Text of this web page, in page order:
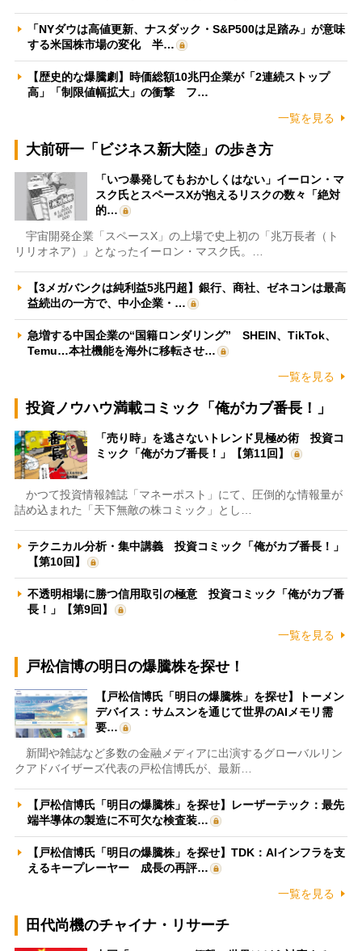
「NYダウは高値更新、ナスダック・S&P500は足踏み」が意味
する米国株市場の変化 半…
【歴史的な爆騰劇】時価総額10兆円企業が「2連続ストップ
高」「制限値幅拡大」の衝撃 フ…
一覧を見る
大前研一「ビジネス新大陸」の歩き方
「いつ暴発してもおかしくはない」イーロン・マ
スク氏とスペースXが抱えるリスクの数々「絶対
的…
宇宙開発企業「スペースX」の上場で史上初の「兆万長者（ト
リリオネア）」となったイーロン・マスク氏。…
【3メガバンクは純利益5兆円超】銀行、商社、ゼネコンは最高
益続出の一方で、中小企業・…
急増する中国企業の“国籍ロンダリング” SHEIN、TikTok、
Temu…本社機能を海外に移転させ…
一覧を見る
投資ノウハウ満載コミック「俺がカブ番長！」
「売り時」を逃さないトレンド見極め術 投資コ
ミック「俺がカブ番長！」【第11回】
かつて投資情報雑誌「マネーポスト」にて、圧倒的な情報量が
詰め込まれた「天下無敵の株コミック」とし…
テクニカル分析・集中講義 投資コミック「俺がカブ番長！」
【第10回】
不透明相場に勝つ信用取引の極意 投資コミック「俺がカブ番
長！」【第9回】
一覧を見る
戸松信博の明日の爆騰株を探せ！
【戸松信博氏「明日の爆騰株」を探せ】トーメン
デバイス：サムスンを通じて世界のAIメモリ需
要…
新聞や雑誌など多数の金融メディアに出演するグローバルリン
クアドバイザーズ代表の戸松信博氏が、最新…
【戸松信博氏「明日の爆騰株」を探せ】レーザーテック：最先
端半導体の製造に不可欠な検査装…
【戸松信博氏「明日の爆騰株」を探せ】TDK：AIインフラを支
えるキープレーヤー 成長の再評…
一覧を見る
田代尚機のチャイナ・リサーチ